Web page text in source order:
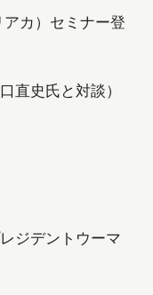
カ）セミナー登
直史氏と対談）
ジデントウーマ